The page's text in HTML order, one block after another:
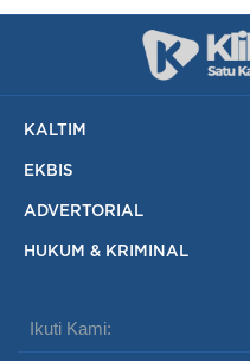
KALTIM
EKBIS
ADVERTORIAL
HUKUM & KRIMINAL
Ikuti Kami: